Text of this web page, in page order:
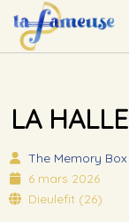
LA HALLE
The Memory Box
6 mars 2026
Dieulefit (26)